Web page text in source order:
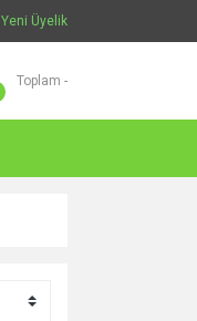
Yeni Üyelik
Toplam -